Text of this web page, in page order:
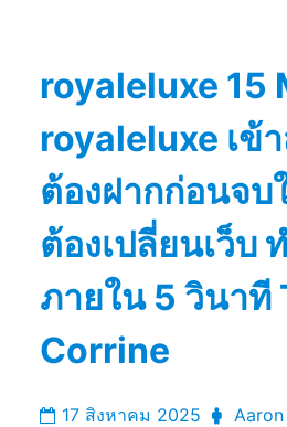
royaleluxe 15
royaleluxe เข้
ต้องฝากก่อนจบ
ต้องเปลี่ยนเว็บ
ภายใน 5 วินาที
Corrine
17 สิงหาคม 2025